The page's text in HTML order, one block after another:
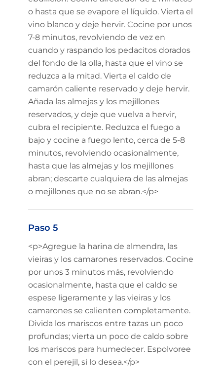
o hasta que se evapore el líquido. Vierta el
vino blanco y deje hervir. Cocine por unos
7-8 minutos, revolviendo de vez en
cuando y raspando los pedacitos dorados
del fondo de la olla, hasta que el vino se
reduzca a la mitad. Vierta el caldo de
camarón caliente reservado y deje hervir.
Añada las almejas y los mejillones
reservados, y deje que vuelva a hervir,
cubra el recipiente. Reduzca el fuego a
bajo y cocine a fuego lento, cerca de 5-8
minutos, revolviendo ocasionalmente,
hasta que las almejas y los mejillones
abran; descarte cualquiera de las almejas
o mejillones que no se abran.</p>
Paso 5
<p>Agregue la harina de almendra, las
vieiras y los camarones reservados. Cocine
por unos 3 minutos más, revolviendo
ocasionalmente, hasta que el caldo se
espese ligeramente y las vieiras y los
camarones se calienten completamente.
Divida los mariscos entre tazas un poco
profundas; vierta un poco de caldo sobre
los mariscos para humedecer. Espolvoree
con el perejil, si lo desea.</p>